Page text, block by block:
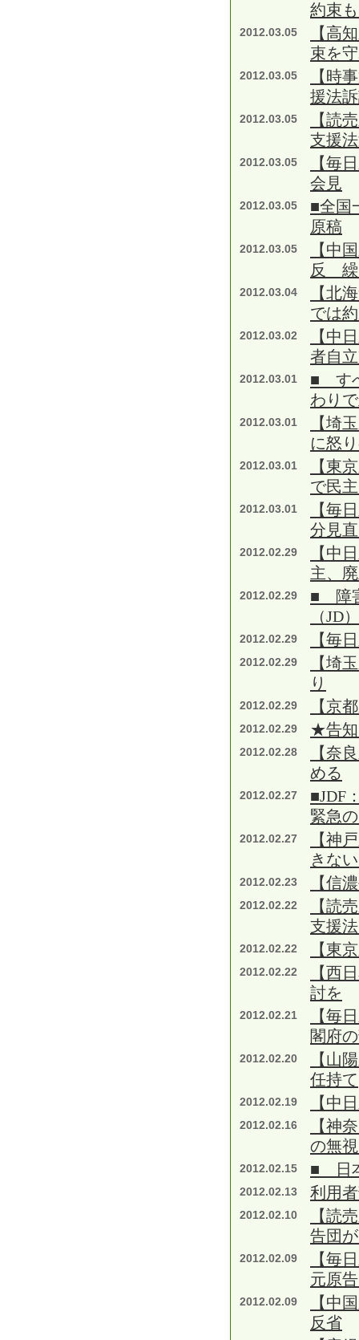
約束
2012.03.05
【高
束を
2012.03.05
【時
援法
2012.03.05
【読
支援
2012.03.05
【毎
会見
2012.03.05
■全国
原稿
2012.03.05
【中
反 繰
2012.03.04
【北
では
2012.03.02
【中
者自
2012.03.01
■ す
わり
2012.03.01
【埼
に怒
2012.03.01
【東
で民
2012.03.01
【毎
分見
2012.02.29
【中
主、
2012.02.29
■ 障
（JD
2012.02.29 【毎
2012.02.29
【埼
り
2012.02.29 【京
2012.02.29 ★告
2012.02.28
【奈
める
2012.02.27
■JDF
緊急
2012.02.27
【神
きな
2012.02.23 【信
2012.02.22
【読
支援
2012.02.22 【東
2012.02.22
【西
討を
2012.02.21
【毎
閣府
2012.02.20
【山
任持て
2012.02.19 【中
2012.02.16
【神
の無
2012.02.15 ■ 日
2012.02.13 利用
2012.02.10
【読
告団
2012.02.09
【毎
元原
2012.02.09
【中
反省